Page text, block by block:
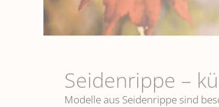
Seidenrippe­ –
Modelle aus Seidenrippe sind